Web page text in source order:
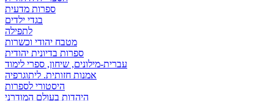
ספרות מדעית
בגדי ילדים
לתפילה
מטבח יהודי וכשרות
ספרות בדיונית יהודית
עברית-מילונים, שיחון, ספרי לימוד
אמנות חזותית. ליתוגרפיה
היסטורי לספרות
היהדות בעולם המודרני